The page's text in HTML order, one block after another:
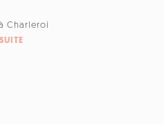
Charleroi